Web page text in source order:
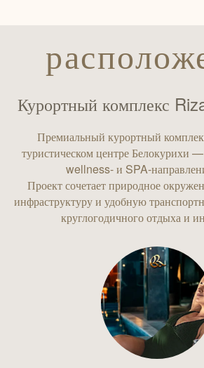
Курортный комплекс
Премиальный курортный
туристическом центре Белокурихи
wellness- и SPA-
Проект сочетает природное
инфраструктуру и удобную
круглогодичного отдыха и